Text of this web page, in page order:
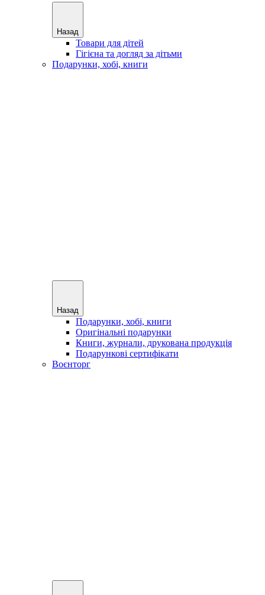
Назад
Товари для дітей
Гігієна та догляд за дітьми
Подарунки, хобі, книги
Назад
Подарунки, хобі, книги
Оригінальні подарунки
Книги, журнали, друкована продукція
Подарункові сертифікати
Воєнторг